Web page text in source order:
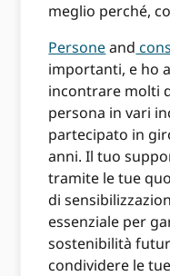
meglio perché,
Personeand
importanti, e ho
incontrare molti
persona in vari
partecipato in
anni. Il tuo
tramite le tue
di
essenziale per
sostenibilità
condividere le